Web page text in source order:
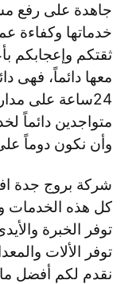
جاهدة على رفع
خدماتها وكفاءة
ثقتكم وإعجابكم
معها دائماً، فهى
24ساعة على
متواجدين دائماً
وأن نكون دوماً
شركة بروج جدة
كل هذه الخدمات
توفر الخبرة
توفر الألات
نقدم لكم أفضل ما